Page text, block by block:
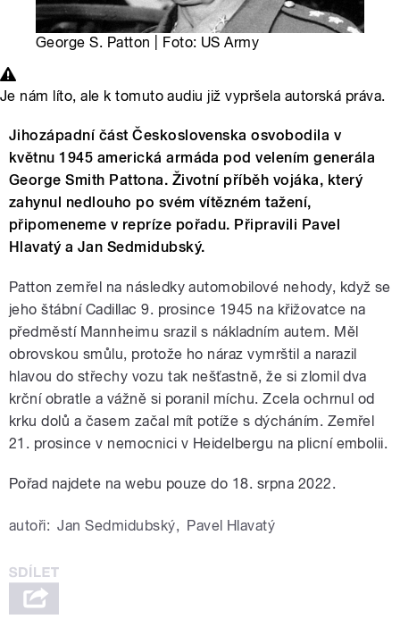
George S. Patton | Foto: US Army
Je nám líto, ale k tomuto audiu již vypršela autorská práva.
Jihozápadní část Československa osvobodila v
květnu 1945 americká armáda pod velením generála
George Smith Pattona. Životní příběh vojáka, který
zahynul nedlouho po svém vítězném tažení,
připomeneme v repríze pořadu. Připravili Pavel
Hlavatý a Jan Sedmidubský.
Patton zemřel na následky automobilové nehody, když se
jeho štábní Cadillac 9. prosince 1945 na křižovatce na
předměstí Mannheimu srazil s nákladním autem. Měl
obrovskou smůlu, protože ho náraz vymrštil a narazil
hlavou do střechy vozu tak nešťastně, že si zlomil dva
krční obratle a vážně si poranil míchu. Zcela ochrnul od
krku dolů a časem začal mít potíže s dýcháním. Zemřel
21. prosince v nemocnici v Heidelbergu na plicní embolii.
Pořad najdete na webu pouze do 18. srpna 2022.
autoři: Jan Sedmidubský, Pavel Hlavatý